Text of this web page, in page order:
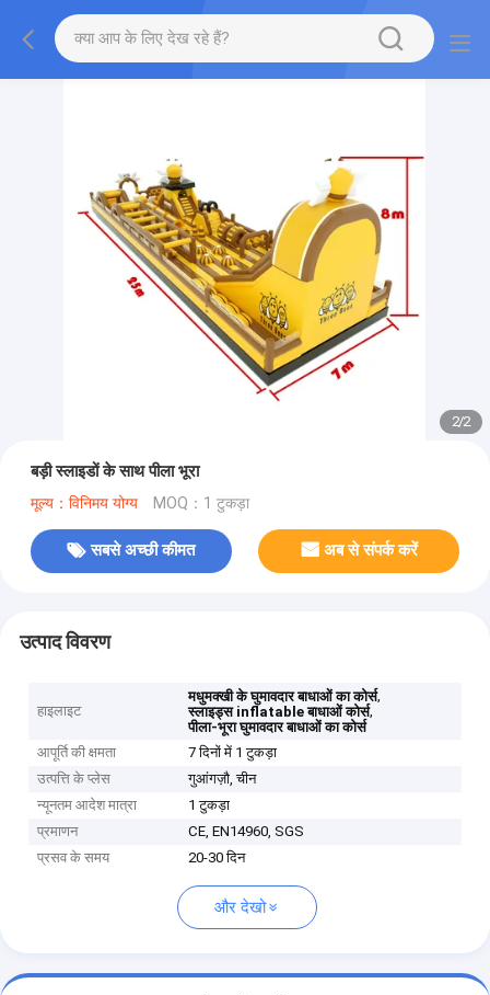
2/2
बड़ी स्लाइडों के साथ पीला भूरा
मूल्य：विनिमय योग्य MOQ：1 टुकड़ा
सबसे अच्छी कीमत अब से संपर्क करें
उत्पाद विवरण
हाइलाइट
मधुमक्खी के घुमावदार बाधाओं का कोर्स,
स्लाइड्स inflatable बाधाओं कोर्स,
पीला-भूरा घुमावदार बाधाओं का कोर्स
आपूर्ति की क्षमता
7 दिनों में 1 टुकड़ा
उत्पत्ति के प्लेस
गुआंगज़ौ, चीन
न्यूनतम आदेश मात्रा
1 टुकड़ा
प्रमाणन
CE, EN14960, SGS
प्रसव के समय
20-30 दिन
और देखो